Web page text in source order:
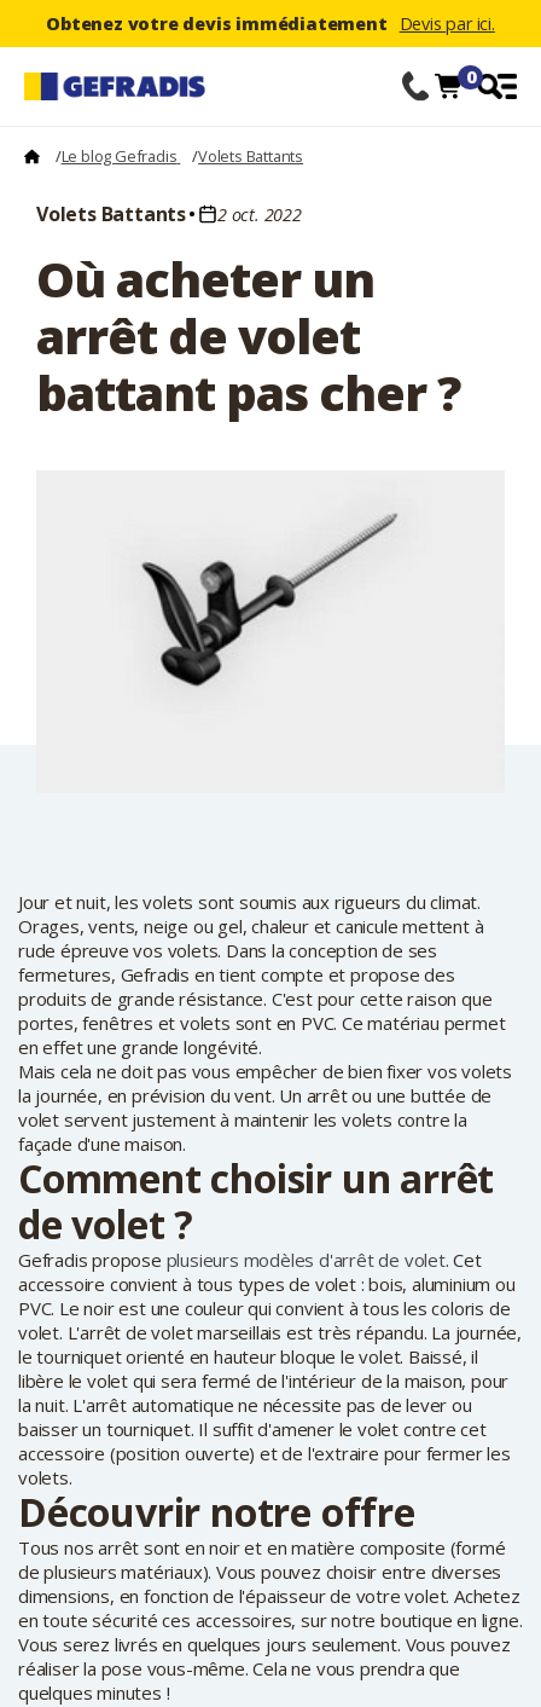
Obtenez votre devis immédiatement Devis par ici.
0
/Le blog Gefradis /Volets Battants
Volets Battants 2 oct. 2022
Où acheter un
arrêt de volet
battant pas cher ?
Jour et nuit, les volets sont soumis aux rigueurs du climat.
Orages, vents, neige ou gel, chaleur et canicule mettent à
rude épreuve vos volets. Dans la conception de ses
fermetures, Gefradis en tient compte et propose des
produits de grande résistance. C'est pour cette raison que
portes, fenêtres et volets sont en PVC. Ce matériau permet
en effet une grande longévité.
Mais cela ne doit pas vous empêcher de bien fixer vos volets
la journée, en prévision du vent. Un arrêt ou une buttée de
volet servent justement à maintenir les volets contre la
façade d'une maison.
Comment choisir un arrêt
de volet ?
Gefradis propose plusieurs modèles d'arrêt de volet. Cet
accessoire convient à tous types de volet : bois, aluminium ou
PVC. Le noir est une couleur qui convient à tous les coloris de
volet. L'arrêt de volet marseillais est très répandu. La journée,
le tourniquet orienté en hauteur bloque le volet. Baissé, il
libère le volet qui sera fermé de l'intérieur de la maison, pour
la nuit. L'arrêt automatique ne nécessite pas de lever ou
baisser un tourniquet. Il suffit d'amener le volet contre cet
accessoire (position ouverte) et de l'extraire pour fermer les
volets.
Découvrir notre offre
Tous nos arrêt sont en noir et en matière composite (formé
de plusieurs matériaux). Vous pouvez choisir entre diverses
dimensions, en fonction de l'épaisseur de votre volet. Achetez
en toute sécurité ces accessoires, sur notre boutique en ligne.
Vous serez livrés en quelques jours seulement. Vous pouvez
réaliser la pose vous-même. Cela ne vous prendra que
quelques minutes !